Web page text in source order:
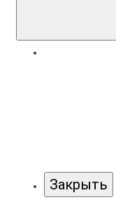
Закрыть